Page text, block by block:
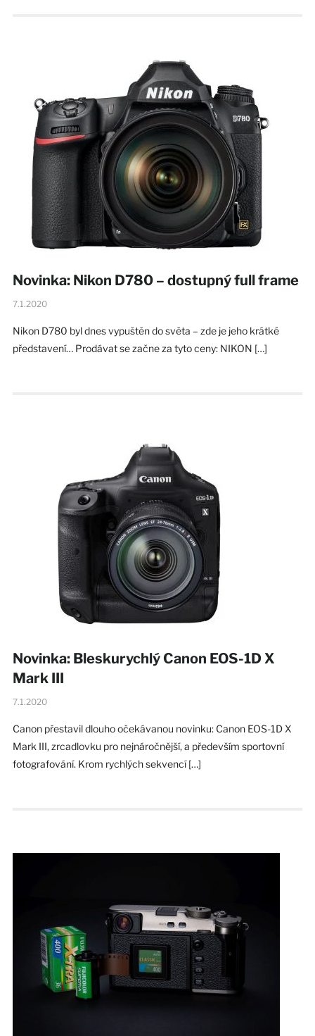
Novinka: Nikon D780 – dostupný full frame
7.1.2020
Nikon D780 byl dnes vypuštěn do světa – zde je jeho krátké
představení… Prodávat se začne za tyto ceny: NIKON […]
Novinka: Bleskurychlý Canon EOS-1D X
Mark III
7.1.2020
Canon přestavil dlouho očekávanou novinku: Canon EOS-1D X
Mark III, zrcadlovku pro nejnáročnější, a především sportovní
fotografování. Krom rychlých sekvencí […]